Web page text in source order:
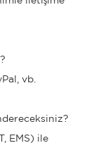
vb.